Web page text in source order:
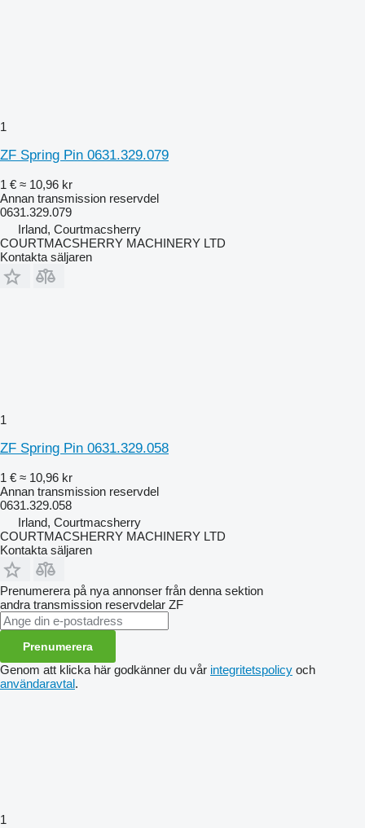
1
ZF Spring Pin 0631.329.079
1 € ≈ 10,96 kr
Annan transmission reservdel
0631.329.079
Irland, Courtmacsherry
COURTMACSHERRY MACHINERY LTD
Kontakta säljaren
1
ZF Spring Pin 0631.329.058
1 € ≈ 10,96 kr
Annan transmission reservdel
0631.329.058
Irland, Courtmacsherry
COURTMACSHERRY MACHINERY LTD
Kontakta säljaren
Prenumerera på nya annonser från denna sektion
andra transmission reservdelar ZF
Prenumerera
Genom att klicka här godkänner du vår integritetspolicy och
användaravtal.
1